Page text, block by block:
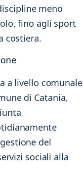
meno
fino agli sport
costiera.
a livello
di Catania,
del
sociali alla